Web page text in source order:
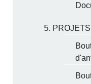
5.